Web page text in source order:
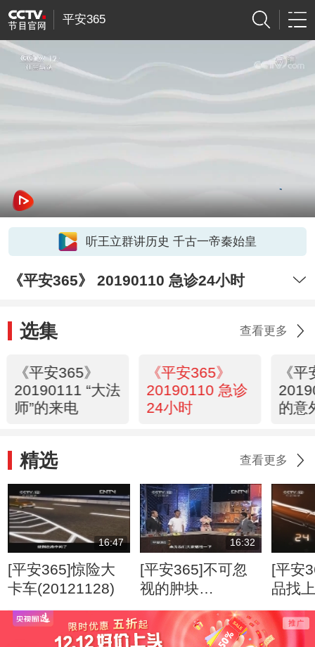
平安365
听王立群讲历史 千古一帝秦始皇
《平安365》 20190110 急诊24小时
选集 查看更多
《平安365》
20190111 “大法
师”的来电
《平安365》
20190110 急诊
24小时
《
的意
精选 查看更多
16:47
[平安365]惊险大
卡车(20121128)
16:32
[平安365]不可忽
视的肿块
(20120807)
[平安
品找